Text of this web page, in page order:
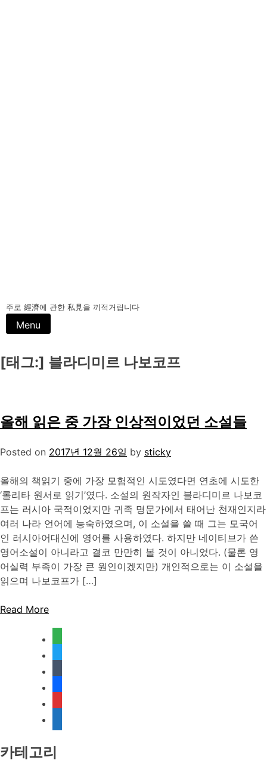
주로 經濟에 관한 私見을 끼적거립니다
Menu
[태그:] 블라디미르 나보코프
올해 읽은 중 가장 인상적이었던 소설들
Posted on 2017년 12월 26일 by sticky
올해의 책읽기 중에 가장 모험적인 시도였다면 연초에 시도한
‘롤리타 원서로 읽기’였다. 소설의 원작자인 블라디미르 나보코
프는 러시아 국적이었지만 귀족 명문가에서 태어난 천재인지라
여러 나라 언어에 능숙하였으며, 이 소설을 쓸 때 그는 모국어
인 러시아어대신에 영어를 사용하였다. 하지만 네이티브가 쓴
영어소설이 아니라고 결코 만만히 볼 것이 아니었다. (물론 영
어실력 부족이 가장 큰 원인이겠지만) 개인적으로는 이 소설을
읽으며 나보코프가 […]
Read More
document
카테고리